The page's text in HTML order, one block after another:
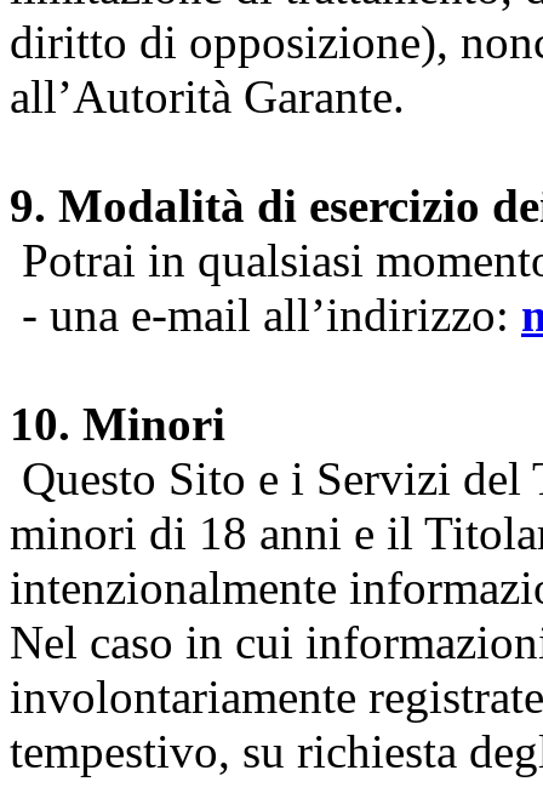
diritto di opposizione),
all’Autorità Garante.
9. Modalità di esercizio
Potrai in qualsiasi
- una e-mail all’indirizzo:
10. Minori
Questo Sito e i Servizi del
minori di 18 anni e il
intenzionalmente
Nel caso in cui
involontariamente
tempestivo, su richiesta